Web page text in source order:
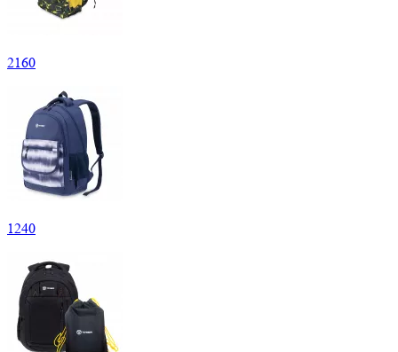
2160
1240